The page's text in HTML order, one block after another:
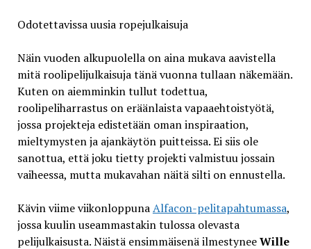
Odotettavissa uusia ropejulkaisuja
Näin vuoden alkupuolella on aina mukava aavistella
mitä roolipelijulkaisuja tänä vuonna tullaan näkemään.
Kuten on aiemminkin tullut todettua,
roolipeliharrastus on eräänlaista vapaaehtoistyötä,
jossa projekteja edistetään oman inspiraation,
mieltymysten ja ajankäytön puitteissa. Ei siis ole
sanottua, että joku tietty projekti valmistuu jossain
vaiheessa, mutta mukavahan näitä silti on ennustella.
Kävin viime viikonloppunaAlfacon-pelitapahtumassa,
jossa kuulin useammastakin tulossa olevasta
pelijulkaisusta. Näistä ensimmäisenä ilmestyneeWille